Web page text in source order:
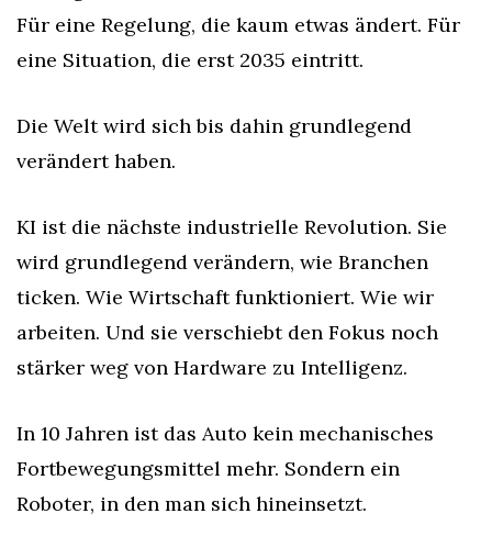
Für eine Regelung, die kaum etwas ändert. Für
eine Situation, die erst 2035 eintritt.
Die Welt wird sich bis dahin grundlegend
verändert haben.
KI ist die nächste industrielle Revolution. Sie
wird grundlegend verändern, wie Branchen
ticken. Wie Wirtschaft funktioniert. Wie wir
arbeiten. Und sie verschiebt den Fokus noch
stärker weg von Hardware zu Intelligenz.
In 10 Jahren ist das Auto kein mechanisches
Fortbewegungsmittel mehr. Sondern ein
Roboter, in den man sich hineinsetzt.